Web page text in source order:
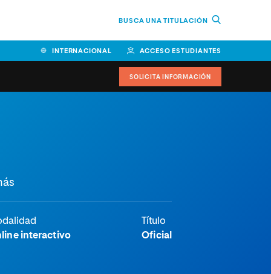
BUSCA UNA TITULACIÓN
INTERNACIONAL ACCESO ESTUDIANTES
SOLICITA INFORMACIÓN
interactivo
Título
Oficial